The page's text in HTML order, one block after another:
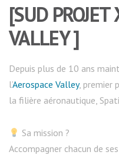
[SUD PROJET
VALLEY ]
Depuis plus de 10 ans
l’Aerospace Valley, premier
la filière aéronautique,
Sa mission ?
Accompagner chacun de